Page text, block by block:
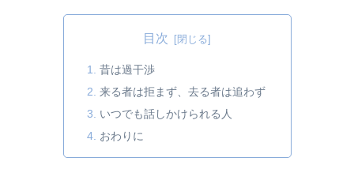
目次
昔は過干渉
来る者は拒まず、去る者は追わず
いつでも話しかけられる人
おわりに